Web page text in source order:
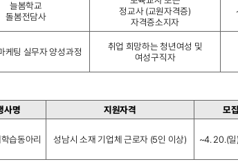
늘봄학교
돌봄전담사
정교사 (교원자격증)
자격증소지자
케팅 실무자 양성과정
취업 희망하는 청년여성 및
여성구직자
사명 지원자격 모
습동아리 성남시 소재 기업체 근로자 (5인 이상) ~4. 20.(